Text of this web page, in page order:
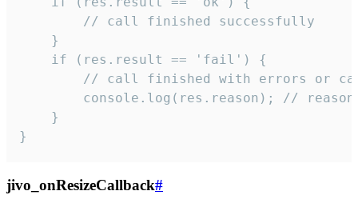
        // call finished successfully
    }
    if (res.result == 'fail') {
// call finished with errors or
console.log(res.reason); //
    }
}
jivo_onResizeCallback#